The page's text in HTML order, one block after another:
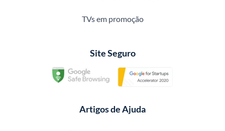
TVs em promoção
Site Seguro
Artigos de Ajuda